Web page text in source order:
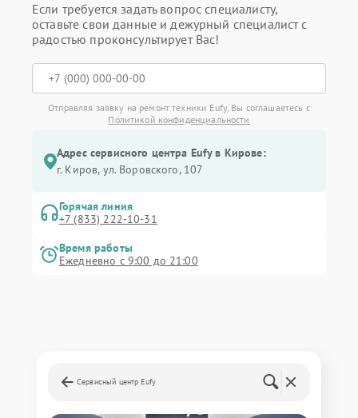
Если требуется задать вопрос специалисту,
оставьте свои данные и дежурный специалист с
радостью проконсультирует Вас!
Отправляя заявку на ремонт техники Eufy, Вы соглашаетесь с
Политикой конфиденциальности
Адрес сервисного центра Eufy в Кирове:
г. Киров, ул. Воровского, 107
Горячая линия
+7 (833) 222-10-31
Время работы
Ежедневно с 9:00 до 21:00
Сервисный центр Eufy